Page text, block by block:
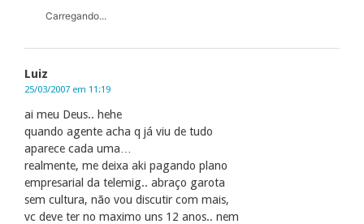
Carregando...
Luiz
25/03/2007 em 11:19
ai meu Deus.. hehe
quando agente acha q já viu de tudo
aparece cada uma…
realmente, me deixa aki pagando plano
empresarial da telemig.. abraço garota
sem cultura, não vou discutir com mais,
vc deve ter no maximo uns 12 anos.. nem